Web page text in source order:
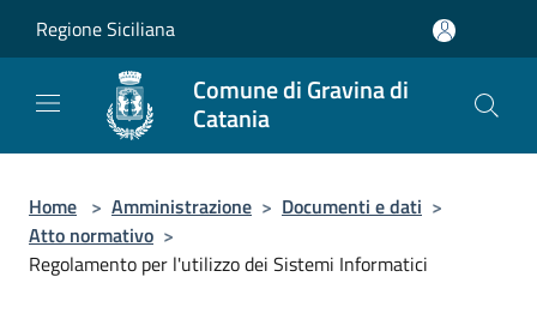
Regione Siciliana
Comune di Gravina di
Catania
Home > Amministrazione > Documenti e dati >
Atto normativo >
Regolamento per l'utilizzo dei Sistemi Informatici